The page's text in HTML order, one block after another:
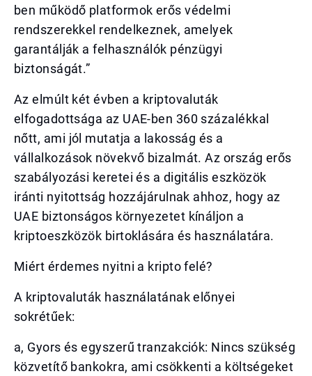
ben működő platformok erős védelmi
rendszerekkel rendelkeznek, amelyek
garantálják a felhasználók pénzügyi
biztonságát.”
Az elmúlt két évben a kriptovaluták
elfogadottsága az UAE-ben 360 százalékkal
nőtt, ami jól mutatja a lakosság és a
vállalkozások növekvő bizalmát. Az ország erős
szabályozási keretei és a digitális eszközök
iránti nyitottság hozzájárulnak ahhoz, hogy az
UAE biztonságos környezetet kínáljon a
kriptoeszközök birtoklására és használatára.
Miért érdemes nyitni a kripto felé?
A kriptovaluták használatának előnyei
sokrétűek:
a, Gyors és egyszerű tranzakciók: Nincs szükség
közvetítő bankokra, ami csökkenti a költségeket